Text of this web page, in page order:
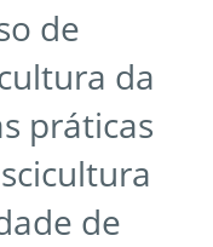
de
da
práticas
de